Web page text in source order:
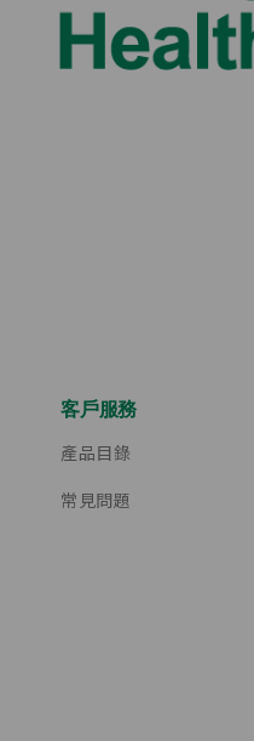
客戶服務
產品目錄
常見問題